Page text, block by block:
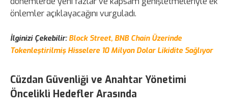
önlemler açıklayacağını vurguladı.
İlginizi Çekebilir:Block Street, BNB Chain Üzerinde
Tokenleştirilmiş Hisselere 10 Milyon Dolar Likidite Sağlıyor
Cüzdan Güvenliği ve Anahtar Yönetimi
Öncelikli Hedefler Arasında